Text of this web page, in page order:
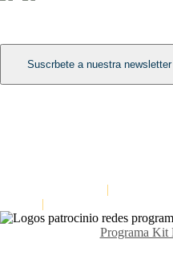
Suscrbete a nuestra newsletter
|
|
Programa Kit